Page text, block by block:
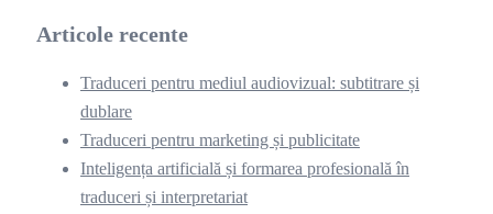
Articole recente
Traduceri pentru mediul audiovizual: subtitrare și
dublare
Traduceri pentru marketing și publicitate
Inteligența artificială și formarea profesională în
traduceri și interpretariat